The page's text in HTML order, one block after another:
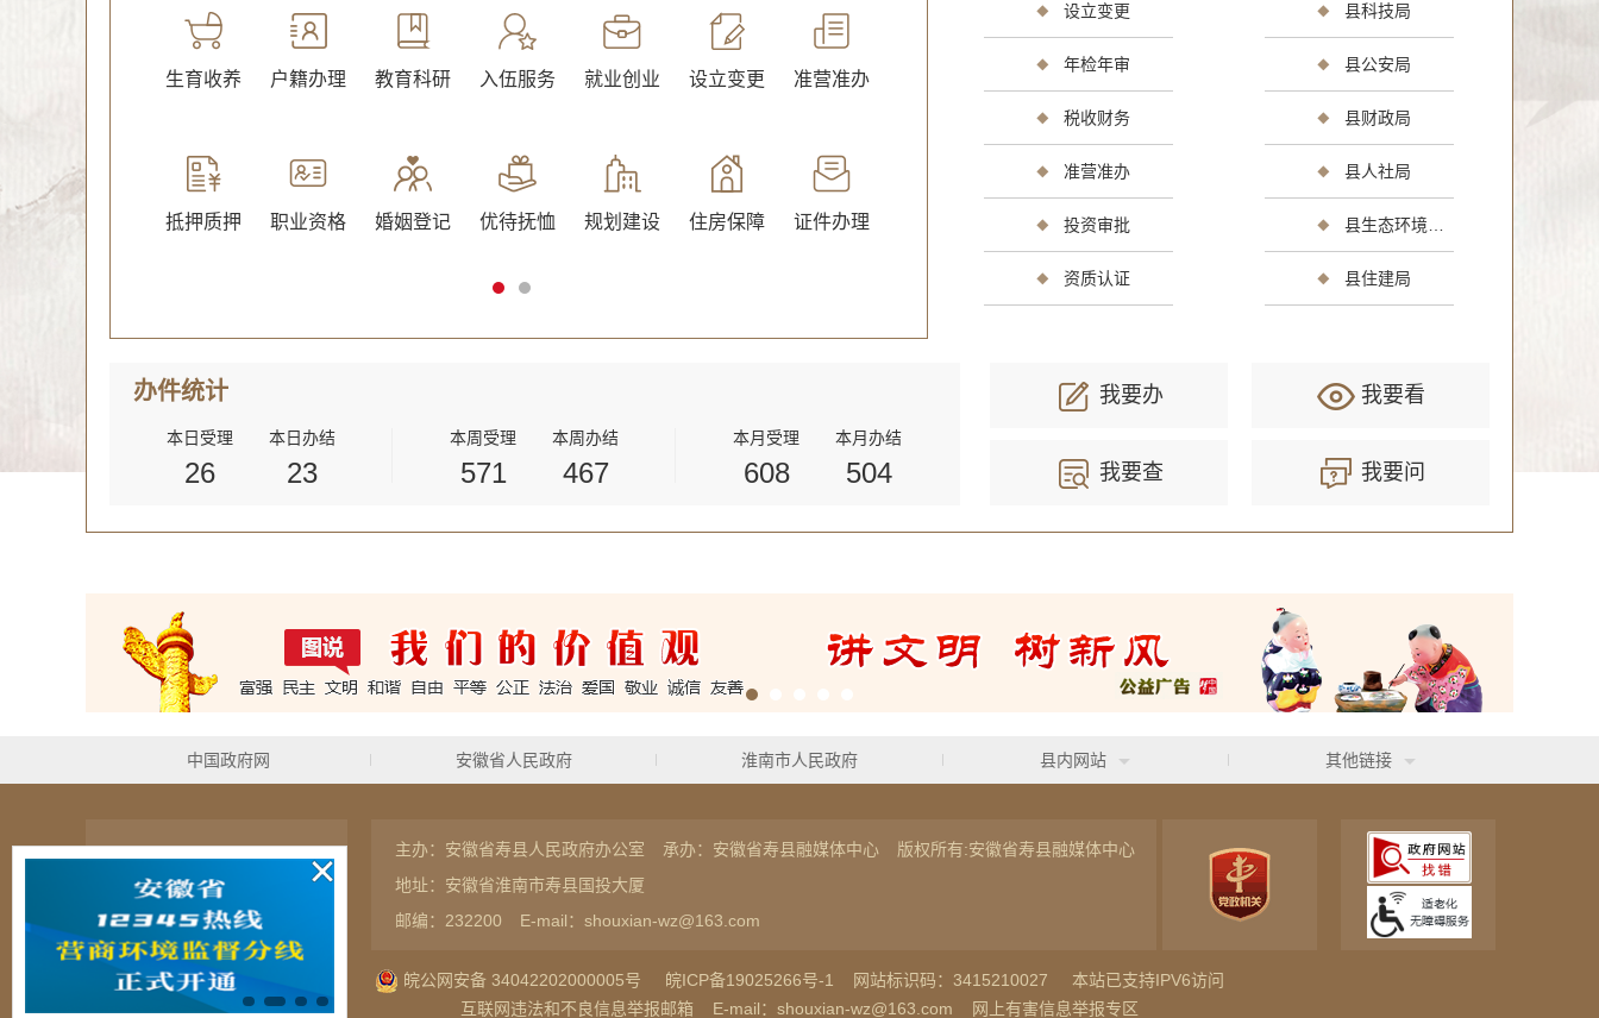
生育收养 户籍办理 教育科研 入伍服务 就业创业 设立变更 准营准办
抵押质押 职业资格 婚姻登记 优待抚恤 规划建设 住房保障 证件办理
旅游观光 消费维权 司法公证
医疗卫生
设立变更
年检年审
税收财务
准营准办
投资审批
资质认证
县科技局
县公安局
县财政局
县人社局
县住建局
办件统计
本日受理
26
本日办结
23
本周受理
571
本周办结
467
本月受理
608
本月办结
504
我要办 我要看
我要查 我要问
中国政府网 安徽省人民政府 淮南市人民政府 县内网站 其他链接
联系我们 网站地图
隐私保护
主办：安徽省寿县人民政府办公室 承办：安徽省寿县融媒体中心
版权所有:安徽省寿县融媒体中心
地址：安徽省淮南市寿县国投大厦
邮编：232200
E-mail：shouxian-wz@163.com
皖公网安备 34042202000005号 皖ICP备19025266号-1 网站标识码：3415210027
本站已支持IPV6访问
互联网违法和不良信息举报邮箱
E-mail：shouxian-wz@163.com 网上有害信息举报专区